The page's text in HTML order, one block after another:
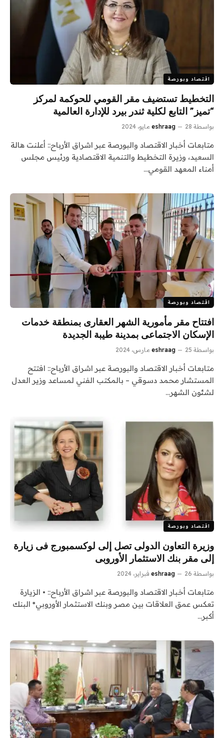
اقتصاد وبورصة
التخطيط تستضيف مقر القومي للحوكمة لمركز
“تميز” التابع لكلية ثندر بيرد للإدارة العالمية
بواسطة eshraag 28 مايو، 2024
متابعات أخبار الاقتصاد والبورصة عبر اشراق الأرباح:: أعلنت هالة
السعيد، وزيرة التخطيط والتنمية الاقتصادية ورئيس مجلس
أمناء المعهد القومي…
اقتصاد وبورصة
افتتاح مقر مأمورية الشهر العقارى بمنطقة خدمات
الإسكان الاجتماعى بمدينة طيبة الجديدة
بواسطة eshraag 25 مارس، 2024
متابعات أخبار الاقتصاد والبورصة عبر اشراق الأرباح:: افتتح
المستشار محمد دسوقي – بالمكتب الفني لمساعد وزير العدل
لشئون الشهر…
اقتصاد وبورصة
وزيرة التعاون الدولى تصل إلى لوكسمبورج فى زيارة
إلى مقر بنك الاستثمار الأوروبى
بواسطة eshraag 26 فبراير، 2024
متابعات أخبار الاقتصاد والبورصة عبر اشراق الأرباح:: • الزيارة
تعكس عمق العلاقات بين مصر وبنك الاستثمار الأوروبي* البنك
أكبر…